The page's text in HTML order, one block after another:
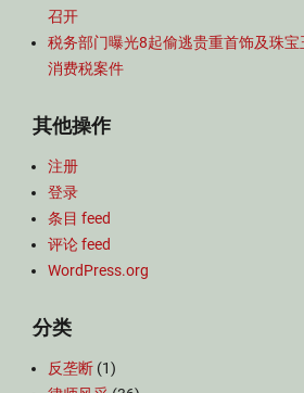
召开
税务部门曝光8起偷逃贵重首饰及珠
消费税案件
其他操作
注册
登录
条目 feed
评论 feed
WordPress.org
分类
反垄断 (1)